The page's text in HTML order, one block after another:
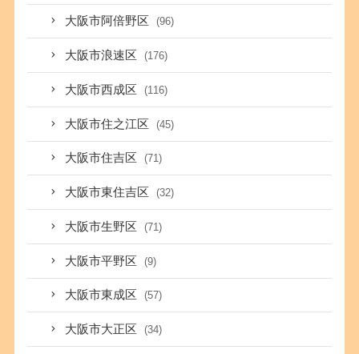
大阪市阿倍野区 (96)
大阪市浪速区 (176)
大阪市西成区 (116)
大阪市住之江区 (45)
大阪市住吉区 (71)
大阪市東住吉区 (32)
大阪市生野区 (71)
大阪市平野区 (9)
大阪市東成区 (57)
大阪市大正区 (34)